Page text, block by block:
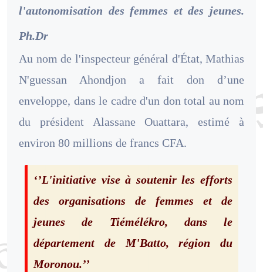
l'autonomisation des femmes et des jeunes.
Ph.Dr
Au nom de l'inspecteur général d'État, Mathias
N'guessan Ahondjon a fait don d’une
enveloppe, dans le cadre d'un don total au nom
du président Alassane Ouattara, estimé à
environ 80 millions de francs CFA.
‘’L'initiative vise à soutenir les efforts
des organisations de femmes et de
jeunes de Tiémélékro, dans le
département de M'Batto, région du
Moronou.’’